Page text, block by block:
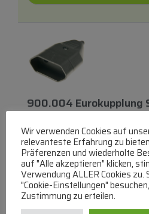
900.004 Eurokupplung
Kunststoffausführung
BACHMANN
Eurokupplungen
lieferbar innerhalb von 3
€14,17
Zum
Wir verwenden Cookies auf
relevanteste Erfahrung zu
Präferenzen und wiederholte
auf "Alle akzeptieren" klicken,
Verwendung ALLER Cookies zu.
"Cookie-Einstellungen"
Zustimmung zu erteilen.